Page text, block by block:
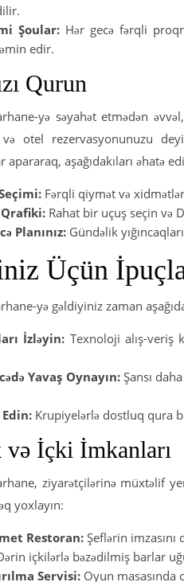
Şoular: Hər gecə fərqli
edir.
Qurun
yə səyahət etmədən
otel rezervasyonunuzu
apararaq, aşağıdakıları əhatə
Fərqli qiymət və
Qrafiki: Rahat bir uçuş seçin və
Planınız: Gündəlik
Üçün
yə gəldiyiniz zaman
İzləyin: Texnoloji alış-veriş
Yavaş Oynayın:Şansı
Krupiyelərlə dostluq qura
və İçki İmkanları
ziyarətçilərinə müxtəlif
yoxlayın:
Restoran: Şeflərin
içkilərlə bəzədilmiş barlar
Servisi: Oyun masasında